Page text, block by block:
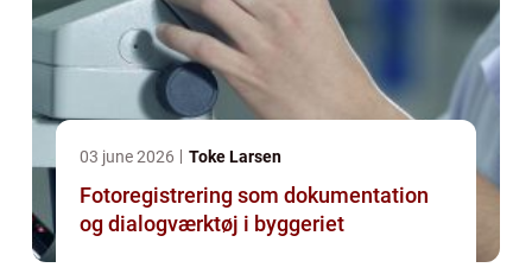
03 june 2026 Toke Larsen
Fotoregistrering som dokumentation
og dialogværktøj i byggeriet